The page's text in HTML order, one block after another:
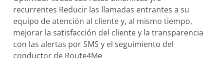
recurrentes Reducir las llamadas entrantes a su
equipo de atención al cliente y, al mismo tiempo,
mejorar la satisfacción del cliente y la transparencia
con las alertas por SMS y el seguimiento del
conductor de Route4Me